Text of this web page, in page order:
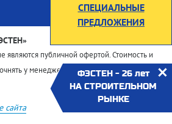
СПЕЦИАЛЬНЫЕ
ПРЕДЛОЖЕНИЯ
ФЭСТЕН - 26 лет
НА СТРОИТЕЛЬНОМ
РЫНКЕ
являются публичной офертой. Стоимость и
у менеджеров по телефону
сайта